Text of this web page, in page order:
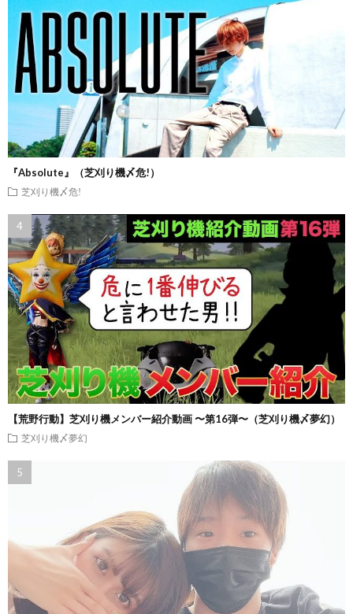
『Absolute』（芝刈り機〆危!）
芝刈り機〆危!
【荒野行動】芝刈り機メンバー紹介動画 〜第16弾〜（芝刈り機〆夢幻）
芝刈り機〆夢幻